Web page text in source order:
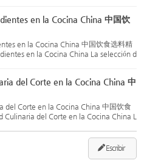
en la Cocina China 中国饮
en la Cocina China 中国饮食选料精
en la Cocina China La selección d
del Corte en la Cocina China 中
del Corte en la Cocina China 中国饮食
Culinaria del Corte en la Cocina China L
transformándolos en form...
Escribir